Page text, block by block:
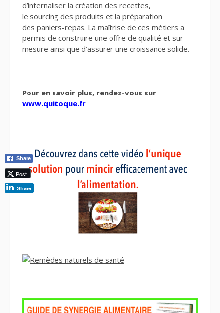
d’internaliser la création des recettes,
le sourcing des produits et la préparation
des paniers-repas. La maîtrise de ces métiers a
permis de construire une offre de qualité et sur
mesure ainsi que d’assurer une croissance solide.
Pour en savoir plus, rendez-vous sur
www.quitoque.fr
Share
Post
Share